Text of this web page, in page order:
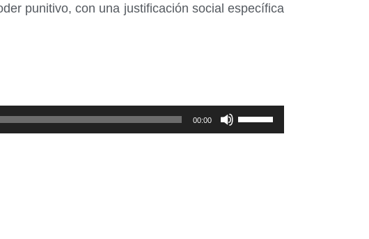
punitivo, con una justificación social específica
00:00
Utiliza
las